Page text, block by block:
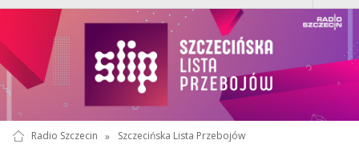
Radio Szczecin » Szczecińska Lista Przebojów